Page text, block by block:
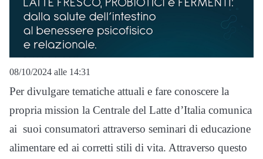
08/10/2024 alle 14:31
Per divulgare tematiche attuali e fare conoscere la
propria mission la Centrale del Latte d’Italia comunica
ai suoi consumatori attraverso seminari di educazione
alimentare ed ai corretti stili di vita. Attraverso questo